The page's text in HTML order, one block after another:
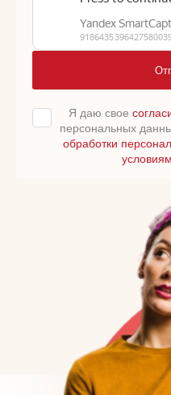
Я даю свое
персональных
обработки